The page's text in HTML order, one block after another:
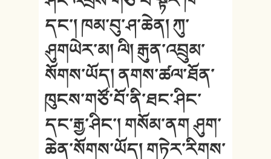
དང་། ཁམ་བུ་ཤ་ཆེན། ཀུ་
ཤུགཡེར་མ། ལི། རྒུན་འབྲུམ་
སོགས་ཡོད། ནགས་ཚལ་ཐོན་
ཁུངས་གཙོ་བོ་ནི་ཐང་ཤིང་
དང་རྒྱ་ཤིང་། གསོམ་ནག ཤུག་
ཆེན་སོགས་ཡོད། གཏེར་རིགས་